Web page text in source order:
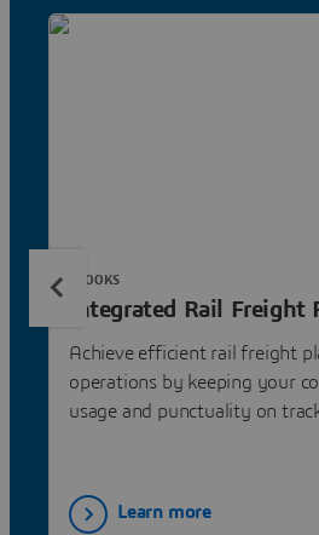
Integrated Rail Freight
Achieve efficient rail freight
operations by keeping your
usage and punctuality on
EBOOKS
Learn more